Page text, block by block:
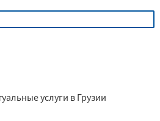
услуги в Грузии